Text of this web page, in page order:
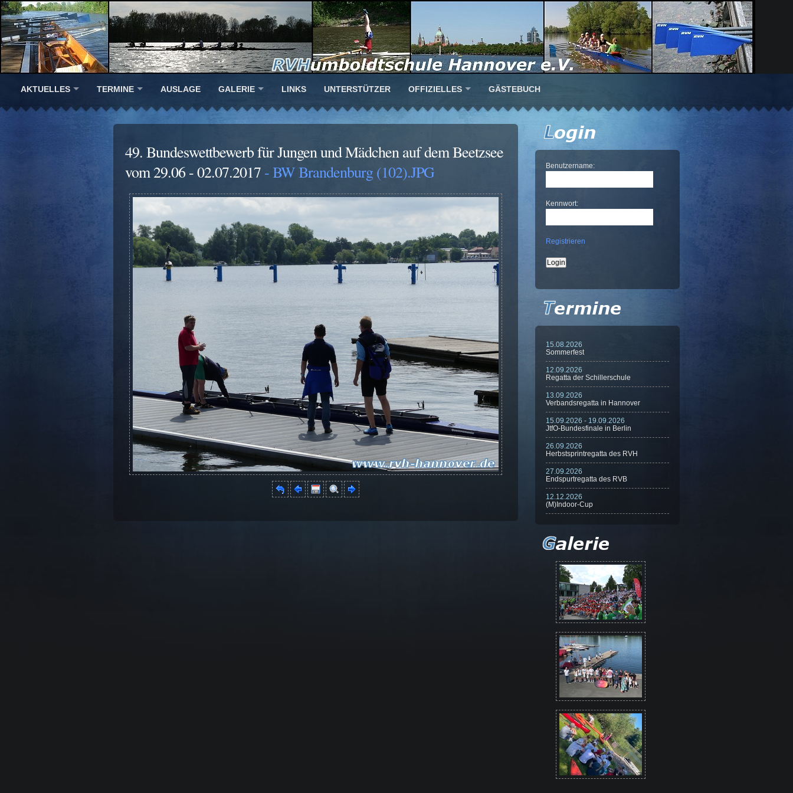
AKTUELLES TERMINE AUSLAGE GALERIE LINKS UNTERSTÜTZER OFFIZIELLES GÄSTEBUCH
49. Bundeswettbewerb für Jungen und Mädchen auf dem Beetzsee
vom 29.06 - 02.07.2017 - BW Brandenburg (102).JPG Benutzername:
Kennwort:
Registrieren
15.08.2026
Sommerfest
12.09.2026
Regatta der Schillerschule
13.09.2026
Verbandsregatta in Hannover
15.09.2026 - 19.09.2026
JtfO-Bundesfinale in Berlin
26.09.2026
Herbstsprintregatta des RVH
27.09.2026
Endspurtregatta des RVB
12.12.2026
(M)Indoor-Cup